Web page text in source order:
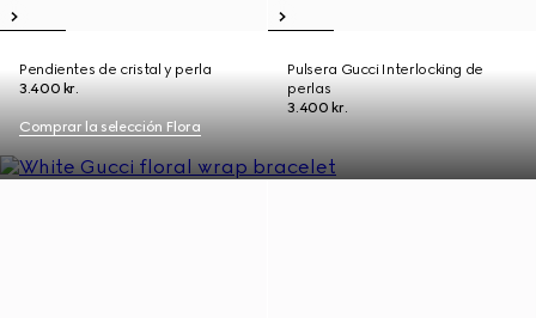
Pendientes de cristal y perla
3.400 kr.
Pulsera Gucci Interlocking de
perlas
3.400 kr.
Comprar la selección Flora